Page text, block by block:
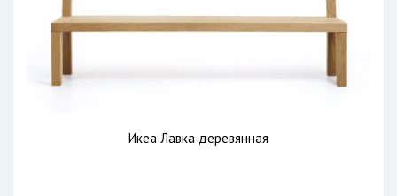
Икеа Лавка деревянная